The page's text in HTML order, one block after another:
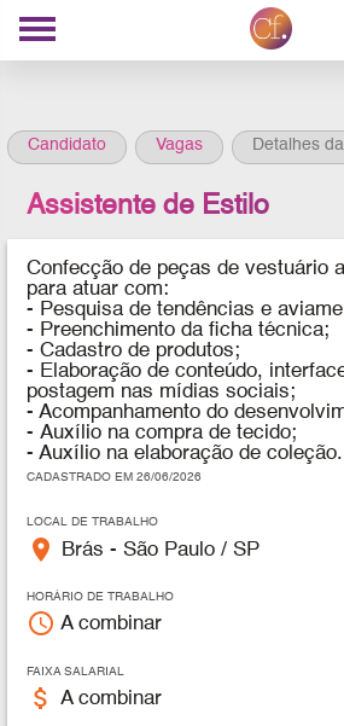
Candidato Vagas Detalhes
Assistente de Estilo
Confecção de peças de vestuário
para atuar com:
- Pesquisa de tendências e
- Preenchimento da ficha técnica;
- Cadastro de produtos;
- Elaboração de conteúdo,
postagem nas mídias sociais;
- Acompanhamento do
- Auxílio na compra de tecido;
- Auxílio na elaboração de coleção.
CADASTRADO EM 26/06/2026
LOCAL DE TRABALHO
place Brás - São Paulo / SP
HORÁRIO DE TRABALHO
access_time A combinar
FAIXA SALARIAL
attach_money A combinar